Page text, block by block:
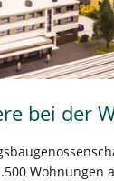
bei der
Wohnungen